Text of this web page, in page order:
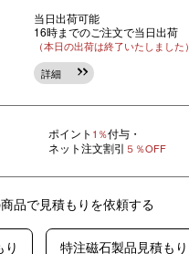
当日出荷可能
16時までのご注文で当日出荷
（本日の出荷は終了いたしました）
詳細
ポイント 1％付与・
ネット注文割引 ５％OFF
品で見積もりを依頼する
り 特注磁石製品見積もり